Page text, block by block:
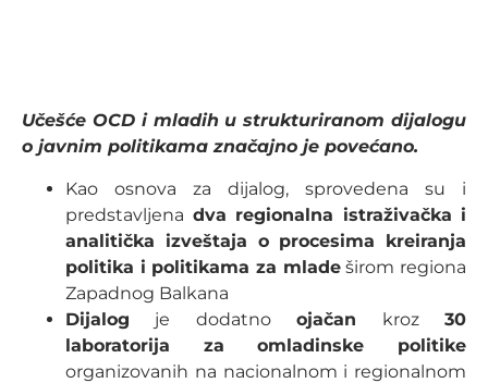
Učešće OCD i mladih u strukturiranom dijalogu
o javnim politikama značajno je povećano.
Kao osnova za dijalog, sprovedena su i
predstavljena dva regionalna istraživačka i
analitička izveštaja o procesima kreiranja
politika i politikama za mladeširom regiona
Zapadnog Balkana
Dijalog je dodatnoojačan kroz30
laboratorija za omladinske politike
organizovanih na nacionalnom i regionalnom